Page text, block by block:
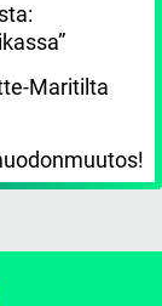
Maritilta